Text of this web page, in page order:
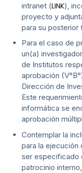
intranet (LINK),
proyecto y
para su posterior
Para el caso de
un(a)
de Institutos
aprobación
Dirección de
Este
informática se
aprobación
Contemplar la
para la
ser especificado
patrocinio